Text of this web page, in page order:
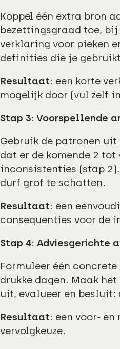
Koppel één extra bron
bezettingsgraad toe,
verklaring voor pieken
definities die je
Resultaat: een korte
mogelijk door (vul zelf
Stap 3: Voorspellende
Gebruik de patronen
dat er de komende 2
inconsistenties (stap
durf grof te schatten.
Resultaat: een
consequenties voor de
Stap 4: Adviesgerichte
Formuleer één
drukke dagen. Maak
uit, evalueer en
Resultaat: een voor-
vervolgkeuze.